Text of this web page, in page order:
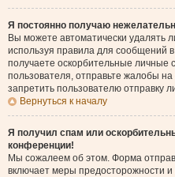
Я постоянно получаю
Вы можете автоматически удалять
используя правила для сообщений
получаете оскорбительные личные
пользователя, отправьте жалобы
запретить пользователю отправку
Вернуться к началу
Я получил спам или
конференции!
Мы сожалеем об этом. Форма
включает меры предосторожности